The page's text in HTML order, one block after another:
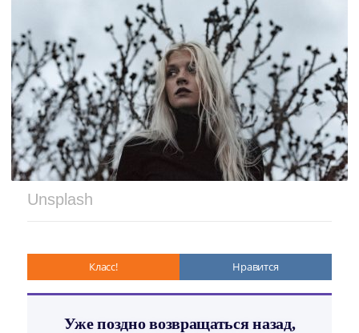
Unsplash
Класс! Нравится
Уже поздно возвращаться назад,